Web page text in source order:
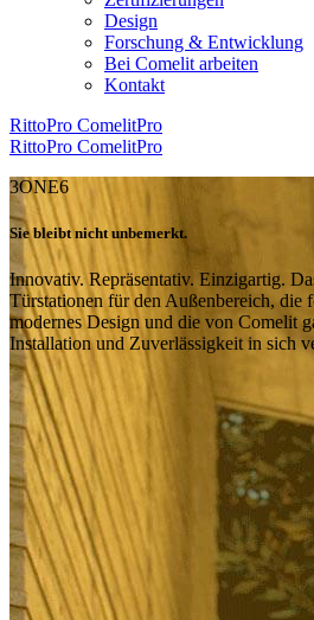
Design
Forschung & Entwicklung
Bei Comelit arbeiten
Kontakt
RittoPro ComelitPro
RittoPro ComelitPro
3ONE6
Sie bleibt nicht unbemerkt.
Innovativ. Repräsentativ. Einzigartig.
Türstationen für den Außenbereich, die
modernes Design und die von Comelit
Installation und Zuverlässigkeit in sich